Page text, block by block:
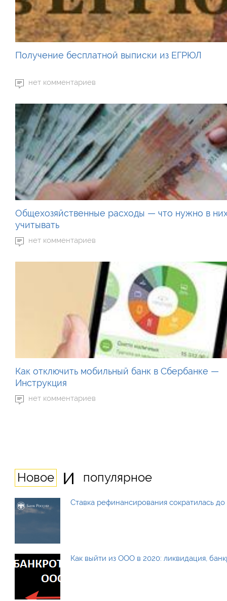
Получение бесплатной выписки из ЕГРЮЛ
нет комментариев
Общехозяйственные расходы — что нужно в
учитывать
нет комментариев
Как отключить мобильный банк в Сбербанке —
Инструкция
нет комментариев
Новое и популярное
Ставка рефинансирования сократилась
Как выйти из ООО в 2020: ликвидация,